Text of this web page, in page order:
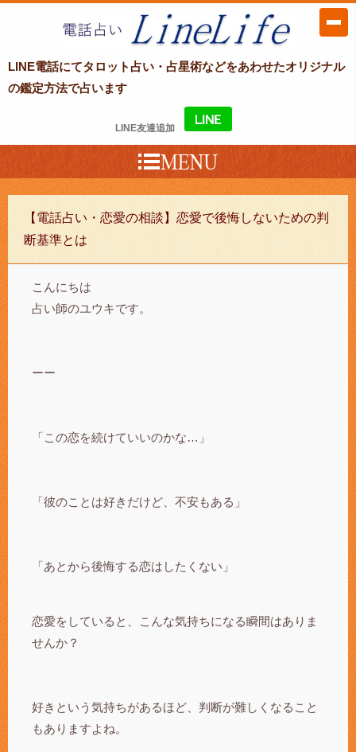
LINE電話占い LineLife〜ラインライ
フ〜
LINE電話にてタロット占い・占星術などをあわせたオリジナル
の鑑定方法で占います
LINE友達追加
【電話占い・恋愛の相談】恋愛で後悔しないための判
断基準とは
こんにちは
占い師のユウキです。
ーー
「この恋を続けていいのかな…」
「彼のことは好きだけど、不安もある」
「あとから後悔する恋はしたくない」
恋愛をしていると、こんな気持ちになる瞬間はありま
せんか？
好きという気持ちがあるほど、判断が難しくなること
もありますよね。